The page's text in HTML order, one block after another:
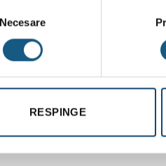
Necesare
RESPINGE